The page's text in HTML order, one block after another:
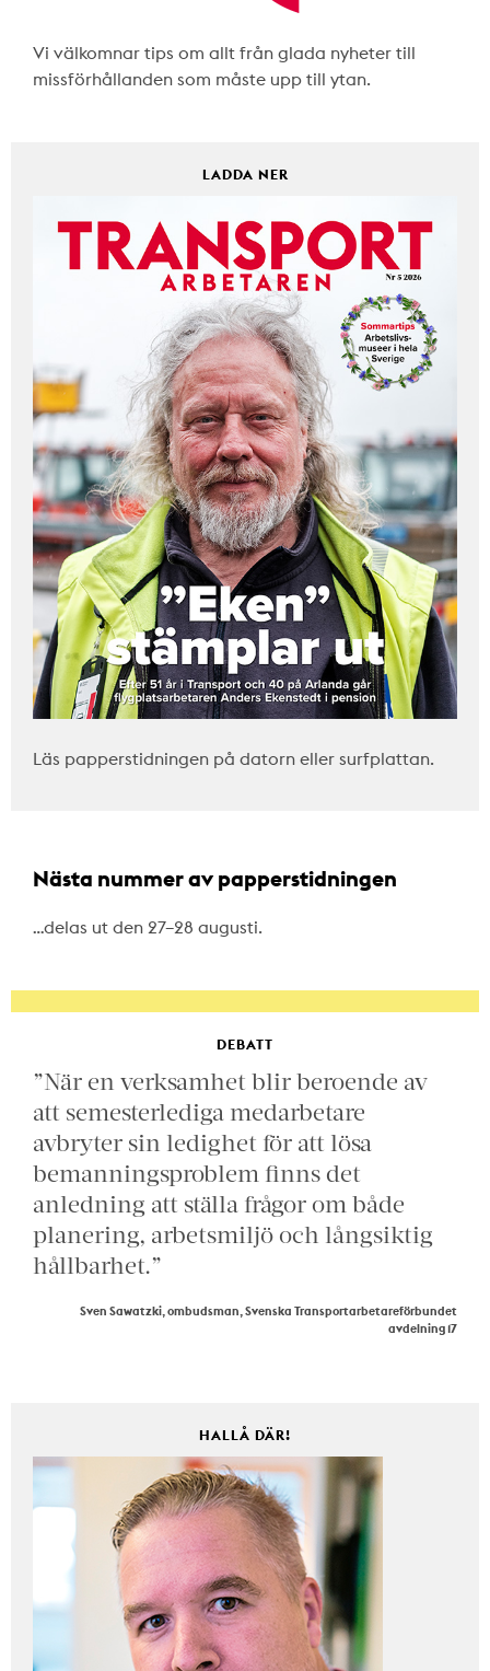
Vi välkomnar tips om allt från glada nyheter till
missförhållanden som måste upp till ytan.
LADDA NER
Läs papperstidningen på datorn eller surfplattan.
Nästa nummer av papperstidningen
…delas ut den 27–28 augusti.
DEBATT
”När en verksamhet blir beroende av
att semesterlediga medarbetare
avbryter sin ledighet för att lösa
bemanningsproblem finns det
anledning att ställa frågor om både
planering, arbetsmiljö och långsiktig
hållbarhet.”
Sven Sawatzki, ombudsman, Svenska Transportarbetareförbundet
avdelning 17
HALLÅ DÄR!